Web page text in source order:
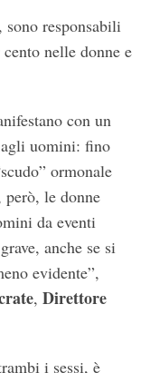
responsabili
nelle donne e
con un
uomini: fino
ormonale
però, le donne
da eventi
anche se si
evidente”,
, Direttore
i sessi, è